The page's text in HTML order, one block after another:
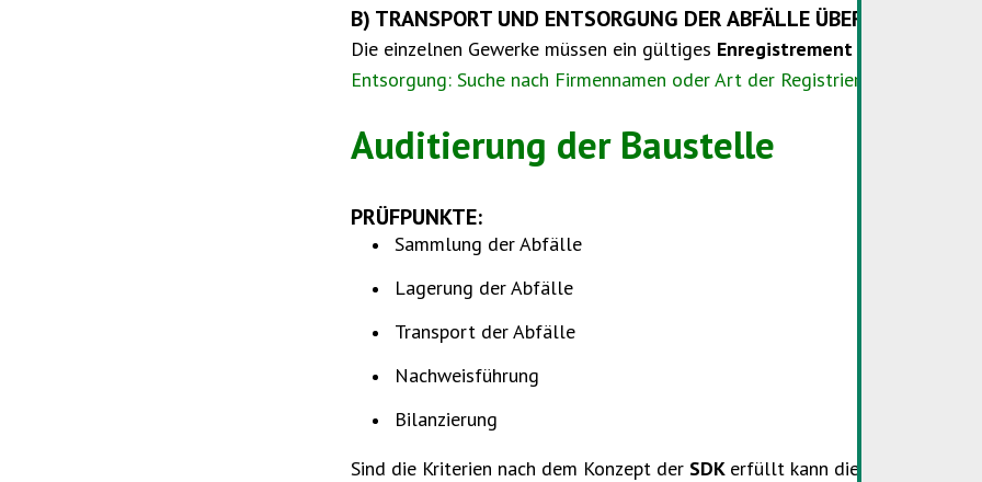
B) TRANSPORT UND ENTSORGUNG DER ABFÄLLE ÜBER DIE
Die einzelnen Gewerke müssen ein gültiges Enregistrement
Entsorgung: Suche nach Firmennamen oder Art der Registrierung
Auditierung der Baustelle
PRÜFPUNKTE:
Sammlung der Abfälle
Lagerung der Abfälle
Transport der Abfälle
Nachweisführung
Bilanzierung
Sind die Kriterien nach dem Konzept der SDK erfüllt kann die Baustelle